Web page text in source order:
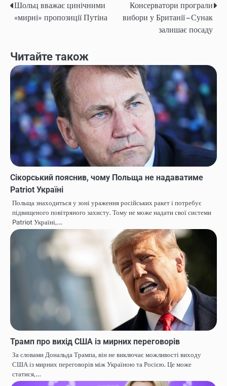
Навігація
записів
Шольц вважає цинічними
«мирні» пропозиції Путіна
Консерватори програли
вибори у Британії – Сунак
залишає посаду
Читайте також
Сікорський пояснив, чому Польща не надаватиме
Patriot Україні
Польща знаходиться у зоні ураження російських ракет і потребує
підвищеного повітряного захисту. Тому не може надати свої системи
Patriot Україні,…
Трамп про вихід США із мирних переговорів
За словами Дональда Трампа, він не виключає можливості виходу
США із мирних переговорів між Україною та Росією. Це може
статися,…